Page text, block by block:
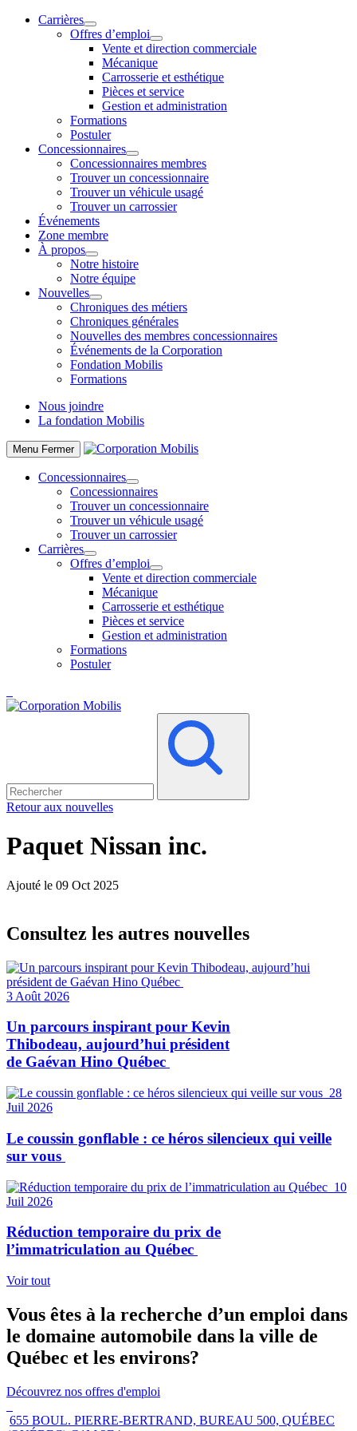
Carrières
Offres d’emploi
Vente et direction commerciale
Mécanique
Carrosserie et esthétique
Pièces et service
Gestion et administration
Formations
Postuler
Concessionnaires
Concessionnaires membres
Trouver un concessionnaire
Trouver un véhicule usagé
Trouver un carrossier
Événements
Zone membre
À propos
Notre histoire
Notre équipe
Nouvelles
Chroniques des métiers
Chroniques générales
Nouvelles des membres concessionnaires
Événements de la Corporation
Fondation Mobilis
Formations
Nous joindre
La fondation Mobilis
Menu Fermer
Concessionnaires
Concessionnaires
Trouver un concessionnaire
Trouver un véhicule usagé
Trouver un carrossier
Carrières
Offres d’emploi
Vente et direction commerciale
Mécanique
Carrosserie et esthétique
Pièces et service
Gestion et administration
Formations
Postuler
Retour aux nouvelles
Paquet Nissan inc.
Ajouté le 09 Oct 2025
Consultez les autres nouvelles
3 Août 2026
Un parcours inspirant pour Kevin
Thibodeau, aujourd’hui président
de Gaévan Hino Québec
28
Juil 2026
Le coussin gonflable : ce héros silencieux qui veille
sur vous
10
Juil 2026
Réduction temporaire du prix de
l’immatriculation au Québec
Voir tout
Vous êtes à la recherche d’un emploi dans
le domaine automobile dans la ville de
Québec et les environs?
Découvrez nos offres d'emploi
655 BOUL. PIERRE-BERTRAND, BUREAU 500, QUÉBEC